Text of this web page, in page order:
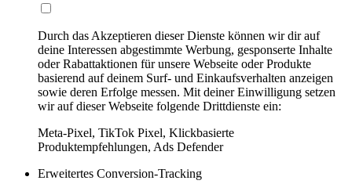
Durch das Akzeptieren dieser Dienste können wir dir auf
deine Interessen abgestimmte Werbung, gesponserte Inhalte
oder Rabattaktionen für unsere Webseite oder Produkte
basierend auf deinem Surf- und Einkaufsverhalten anzeigen
sowie deren Erfolge messen. Mit deiner Einwilligung setzen
wir auf dieser Webseite folgende Drittdienste ein:
Meta-Pixel, TikTok Pixel, Klickbasierte
Produktempfehlungen, Ads Defender
Erweitertes Conversion-Tracking